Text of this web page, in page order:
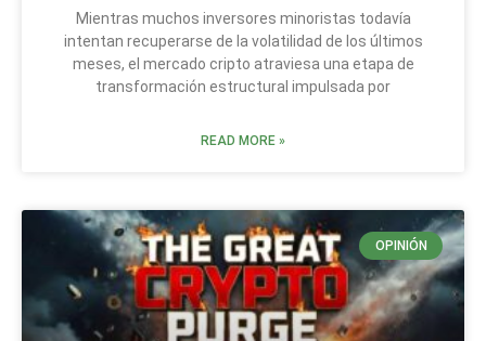
Mientras muchos inversores minoristas todavía
intentan recuperarse de la volatilidad de los últimos
meses, el mercado cripto atraviesa una etapa de
transformación estructural impulsada por
READ MORE »
OPINIÓN